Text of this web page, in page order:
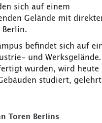
sich auf einem
Gelände mit
Berlin.
befindet sich auf
und
wurden, wird heute
studiert, gelehrt
Toren Berlins